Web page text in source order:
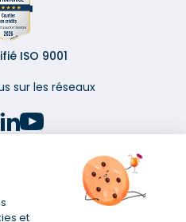
et
ISO 9001
sur les réseaux
et selon votre profil
d'un prêt amortissable de 330
à un salarié non cadre assuré à